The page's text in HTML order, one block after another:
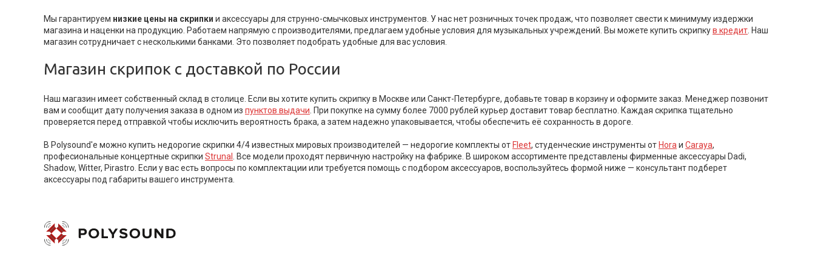
Мы гарантируем низкие цены на скрипки и аксессуары для струнно-смычковых инструментов. У нас нет розничных точек продаж, что позволяет свести к минимуму издержки
магазина и наценки на продукцию. Работаем напрямую с производителями, предлагаем удобные условия для музыкальных учреждений. Вы можете купить скрипкув кредит . Наш
магазин сотрудничает с несколькими банками. Это позволяет подобрать удобные для вас условия.
Магазин скрипок с доставкой по России
Наш магазин имеет собственный склад в столице. Если вы хотите купить скрипку в Москве или Санкт-Петербурге, добавьте товар в корзину и оформите заказ. Менеджер позвонит
вам и сообщит дату получения заказа в одном из пунктов выдачи . При покупке на сумму более 7000 рублей курьер доставит товар бесплатно. Каждая скрипка тщательно
проверяется перед отправкой чтобы исключить вероятность брака, а затем надежно упаковывается, чтобы обеспечить её сохранность в дороге.
В Polysound'е можно купить недорогие скрипки 4/4 известных мировых производителей — недорогие комплекты от Fleet, студенческие инструменты от Hora и Caraya,
професиональные концертные скрипки Strunal
. Все модели проходят первичную настройку на фабрике. В широком ассортименте представлены фирменные аксессуары Dadi,
Shadow, Witter, Pirastro. Если у вас есть вопросы по комплектации или требуется помощь с подбором аксессуаров, воспользуйтесь формой ниже — консультант подберет
аксессуары под габариты вашего инструмента.